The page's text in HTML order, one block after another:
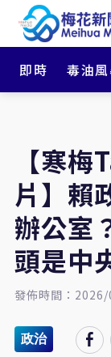
即時 毒油
【寒
片】賴
辦公室
頭是中
發佈時間：
政治